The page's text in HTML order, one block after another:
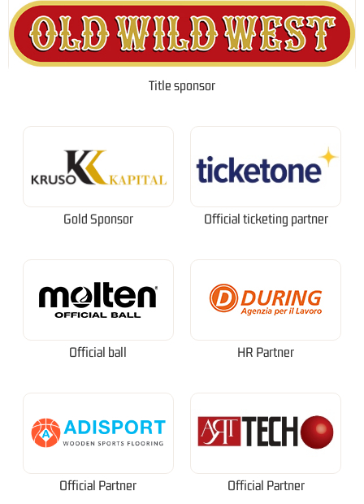
Title sponsor
Gold Sponsor Official ticketing partner
Official ball HR Partner
Official Partner Official Partner